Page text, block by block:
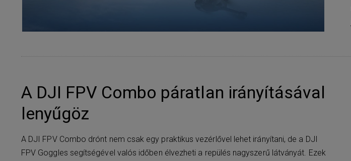
A DJI FPV Combo páratlan irányításával
lenyűgöz
A DJI FPV Combo drónt nem csak egy praktikus vezérlővel lehet irányítani, de a DJI
FPV Goggles segítségével valós időben élvezheti a repülés nagyszerű látványát. Ezek